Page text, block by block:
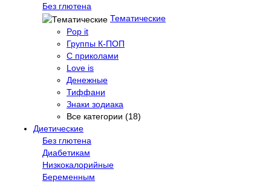
Без глютена
Тематические
Pop it
Группы К-ПОП
С приколами
Love is
Денежные
Тиффани
Знаки зодиака
Все категории (18)
Диетические
Без глютена
Диабетикам
Низкокалорийные
Беременным